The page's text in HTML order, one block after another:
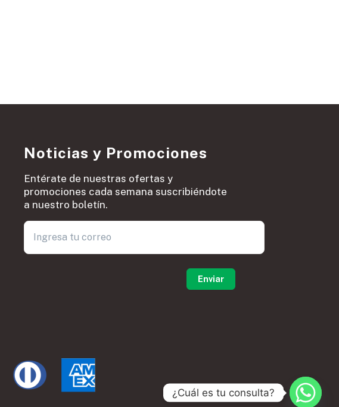
Noticias y Promociones
Entérate de nuestras ofertas y
promociones cada semana suscribiéndote
a nuestro boletín.
¿Cuál es tu consulta?